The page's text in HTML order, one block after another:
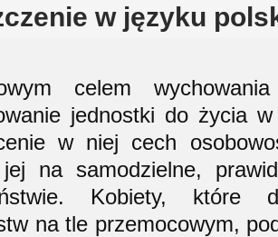
w języku
celem
jednostki do życia
w niej cech
na samodzielne,
Kobiety, które
na tle przemocowym,